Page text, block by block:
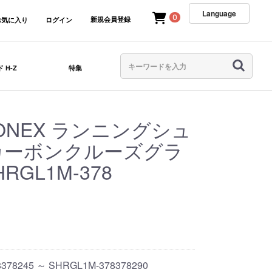
に入り ログイン 新規会員登録 0 Language
H-Z 特集
ランニングシュ
ボンクルーズグラ
378
～ SHRGL1M-378378290